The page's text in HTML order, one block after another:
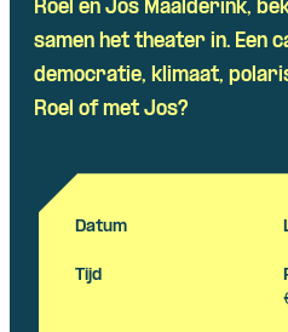
Roel en Jos Maalderink,
samen het theater in. Een
democratie, klimaat,
Roel of met Jos?
Datum
Tijd